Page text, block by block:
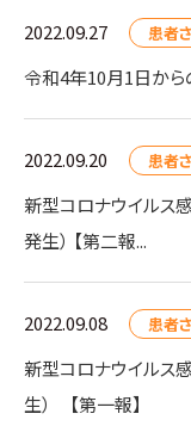
2022.09.27 患者
令和4年10月1日から
2022.09.20 患者
新型コロナウイルス
発生） 【第二報...
2022.09.08 患者
新型コロナウイルス
生） 【第一報】